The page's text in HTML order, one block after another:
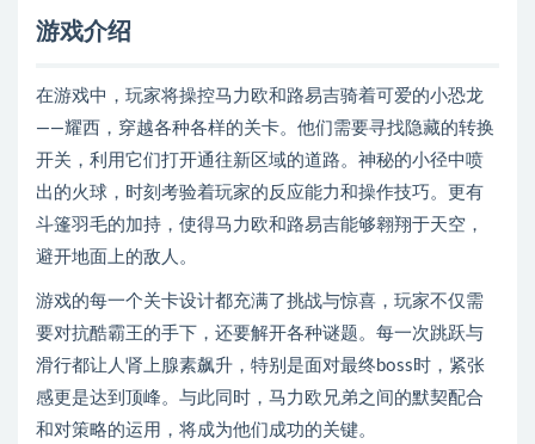
游戏介绍
在游戏中，玩家将操控马力欧和路易吉骑着可爱的小恐龙
——耀西，穿越各种各样的关卡。他们需要寻找隐藏的转换
开关，利用它们打开通往新区域的道路。神秘的小径中喷
出的火球，时刻考验着玩家的反应能力和操作技巧。更有
斗篷羽毛的加持，使得马力欧和路易吉能够翱翔于天空，
避开地面上的敌人。
游戏的每一个关卡设计都充满了挑战与惊喜，玩家不仅需
要对抗酷霸王的手下，还要解开各种谜题。每一次跳跃与
滑行都让人肾上腺素飙升，特别是面对最终boss时，紧张
感更是达到顶峰。与此同时，马力欧兄弟之间的默契配合
和对策略的运用，将成为他们成功的关键。